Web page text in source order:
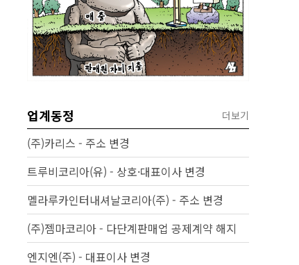
업계동정 더보기
(주)카리스 - 주소 변경
트루비코리아(유) - 상호·대표이사 변경
멜라루카인터내셔날코리아(주) - 주소 변경
(주)젬마코리아 - 다단계판매업 공제계약 해지
엔지엔(주) - 대표이사 변경